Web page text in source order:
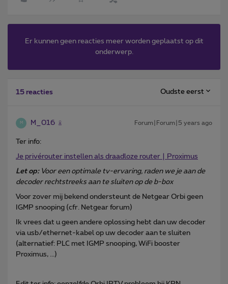
Er kunnen geen reacties meer worden geplaatst op dit
onderwerp.
15 reacties Oudste eerst
M M_016 Forum|Forum|5 years ago
Ter info:
Je privérouter instellen als draadloze router | Proximus
Let op: Voor een optimale tv-ervaring, raden we je aan de
decoder rechtstreeks aan te sluiten op de b-box
Voor zover mij bekend ondersteunt de Netgear Orbi geen
IGMP snooping (cfr. Netgear forum)
Ik vrees dat u geen andere oplossing hebt dan uw decoder
via usb/ethernet-kabel op uw decoder aan te sluiten
(alternatief: PLC met IGMP snooping, WiFi booster
Proximus, ...)